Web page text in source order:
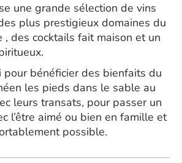
une grande sélection de vins
plus prestigieux domaines du
, des cocktails fait maison et un
pour bénéficier des bienfaits du
les pieds dans le sable au
leurs transats, pour passer un
l’être aimé ou bien en famille et
possible.